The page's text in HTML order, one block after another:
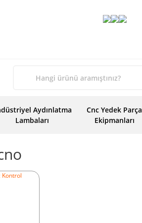
Aydınlatma
Lambaları
Cnc Yedek Parça
Ekipmanları